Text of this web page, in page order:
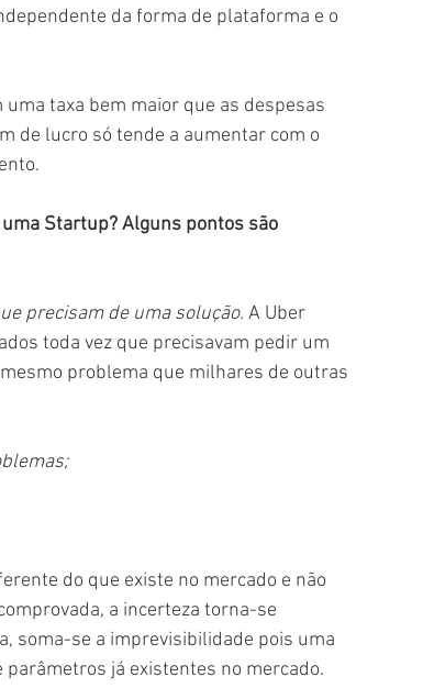
da forma de plataforma e o
de lucro só tende a aumentar com o
Startup? Alguns pontos são
precisam de uma solução. A Uber
toda vez que precisavam pedir um
problema que milhares de outras
do que existe no mercado e não
a incerteza torna-se
soma-se a imprevisibilidade pois uma
já existentes no mercado.